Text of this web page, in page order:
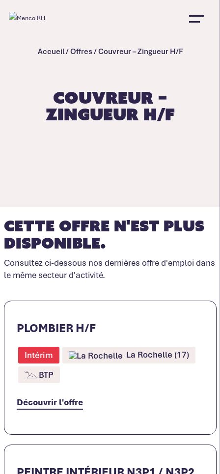
Accueil/Offres/Couvreur – Zingueur H/F
Couvreur –
Zingueur H/F
Cette offre n'est plus
disponible.
Consultez ci-dessous nos dernières offre d'emploi dans
le même secteur d'activité.
PLOMBIER H/F
Intérim
La Rochelle (17)
BTP
Découvrir l'offre